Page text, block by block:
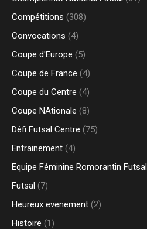
Compétitions (308)
Convocations (4)
Coupe d'Europe (5)
Coupe de France (4)
Coupe du Centre (4)
Coupe NAtionale (8)
Défi Futsal Centre (75)
Entrainement (4)
Equipe Féminine Romorantin Futsal
Futsal (7)
Heureux evenement (2)
Histoire (1)